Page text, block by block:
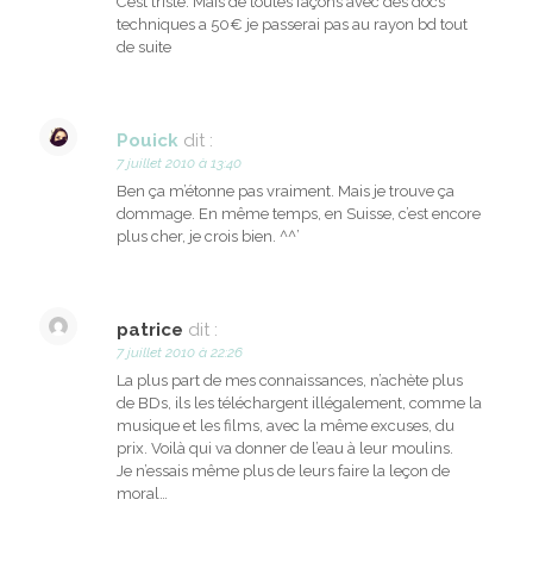
techniques a 50€ je passerai pas au rayon bd tout
de suite
Pouick dit :
7 juillet 2010 à 13:40
Ben ça m’étonne pas vraiment. Mais je trouve ça
dommage. En même temps, en Suisse, c’est encore
plus cher, je crois bien. ^^’
patrice dit :
7 juillet 2010 à 22:26
La plus part de mes connaissances, n’achète plus
de BDs, ils les téléchargent illégalement, comme la
musique et les films, avec la même excuses, du
prix. Voilà qui va donner de l’eau à leur moulins.
Je n’essais même plus de leurs faire la leçon de
moral…